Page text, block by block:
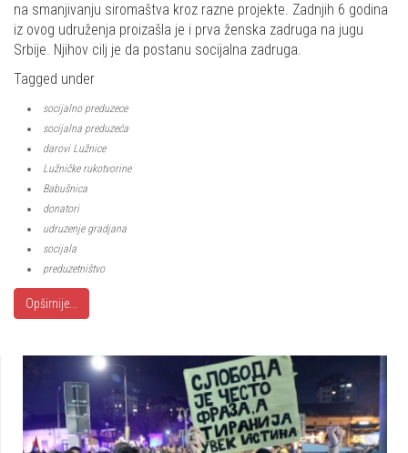
na smanjivanju siromaštva kroz razne projekte. Zadnjih 6 godina
iz ovog udruženja proizašla je i prva ženska zadruga na jugu
Srbije. Njihov cilj je da postanu socijalna zadruga.
Tagged under
socijalno preduzece
socijalna preduzeća
darovi Lužnice
Lužničke rukotvorine
Babušnica
donatori
udruzenje gradjana
socijala
preduzetništvo
Opširnije...